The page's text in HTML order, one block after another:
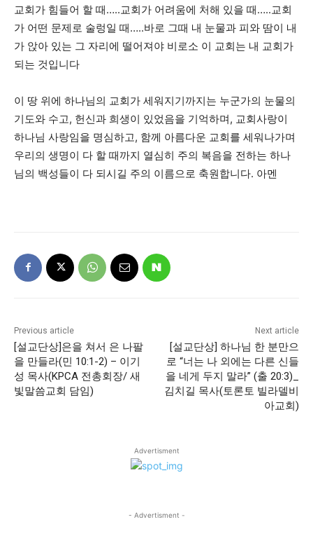
교회가 힘들어 할 때…..교회가 어려움에 처해 있을 때…..교회
가 어떤 문제로 술렁일 때…..바로 그때 내 눈물과 피와 땀이 내
가 앉아 있는 그 자리에 떨어져야 비로소 이 교회는 내 교회가
되는 것입니다
이 땅 위에 하나님의 교회가 세워지기까지는 누군가의 눈물의
기도와 수고, 헌신과 희생이 있었음을 기억하며, 교회사랑이
하나님 사랑임을 명심하고, 함께 아름다운 교회를 세워나가며
우리의 생명이 다 할 때까지 열심히 주의 복음을 전하는 하나
님의 백성들이 다 되시길 주의 이름으로 축원합니다. 아멘
Previous article
[설교단상]은을 쳐서 은 나팔
을 만들라(민 10:1-2) – 이기
성 목사(KPCA 전총회장/ 새
빛말씀교회 담임)
Next article
[설교단상] 하나님 한 분만으
로 “너는 나 외에는 다른 신들
을 네게 두지 말라” (출 20:3)_
김치길 목사(토론토 빌라델비
아교회)
Advertisment
- Advertisment -